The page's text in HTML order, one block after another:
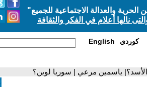
والعدالة الاجتماعية للجميع"
نالها أعلام في الفكر والثقافة
English كوردي
ياسمين مرعي | سوريا لوين؟